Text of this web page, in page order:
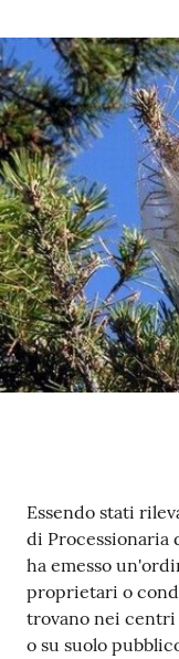
t
e
o
Sportello
telematico
SUE
Tutti
gli
argomenti...
Contenuto
Essendo stati
di Processionaria
ha emesso
proprietari o
trovano nei
o su suolo